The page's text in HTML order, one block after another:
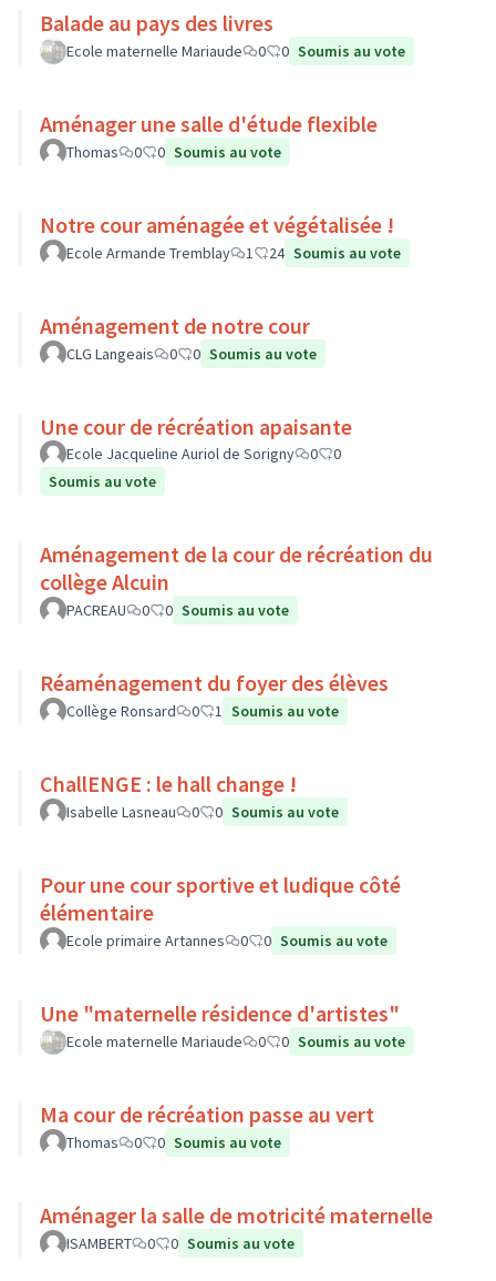
Balade au pays des livres
Ecole maternelle Mariaude 0 0 Soumis au vote
Aménager une salle d'étude flexible
Thomas 0 0 Soumis au vote
Notre cour aménagée et végétalisée !
Ecole Armande Tremblay 1 24 Soumis au vote
Aménagement de notre cour
CLG Langeais 0 0 Soumis au vote
Une cour de récréation apaisante
Ecole Jacqueline Auriol de Sorigny 0
0
Soumis au vote
Aménagement de la cour de récréation du
collège Alcuin
PACREAU 0 0 Soumis au vote
Réaménagement du foyer des élèves
Collège Ronsard 0 1 Soumis au vote
ChallENGE : le hall change !
Isabelle Lasneau 0 0 Soumis au vote
Pour une cour sportive et ludique côté
élémentaire
Ecole primaire Artannes 0 0 Soumis au vote
Une "maternelle résidence d'artistes"
Ecole maternelle Mariaude 0 0 Soumis au vote
Ma cour de récréation passe au vert
Thomas 0 0 Soumis au vote
Aménager la salle de motricité maternelle
ISAMBERT 0 0 Soumis au vote